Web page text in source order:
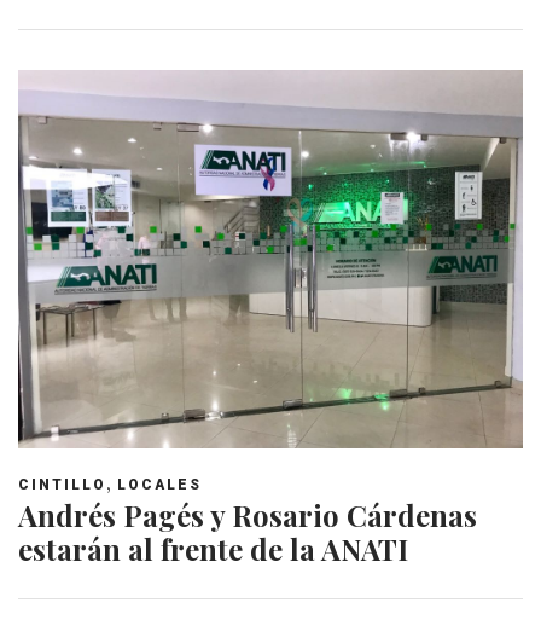
CINTILLO , LOCALES
Andrés Pagés y Rosario Cárdenas
estarán al frente de la ANATI